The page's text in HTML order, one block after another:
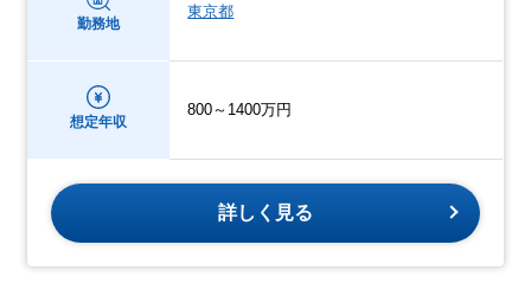
勤務地
東京都
想定年収
800～1400万円
詳しく見る